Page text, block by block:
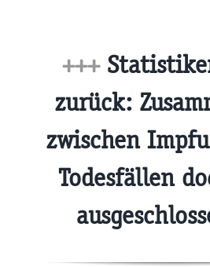
+++
zurück:
zwischen
Todesfällen